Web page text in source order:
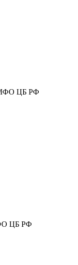
МФО ЦБ РФ
ЦБ РФ